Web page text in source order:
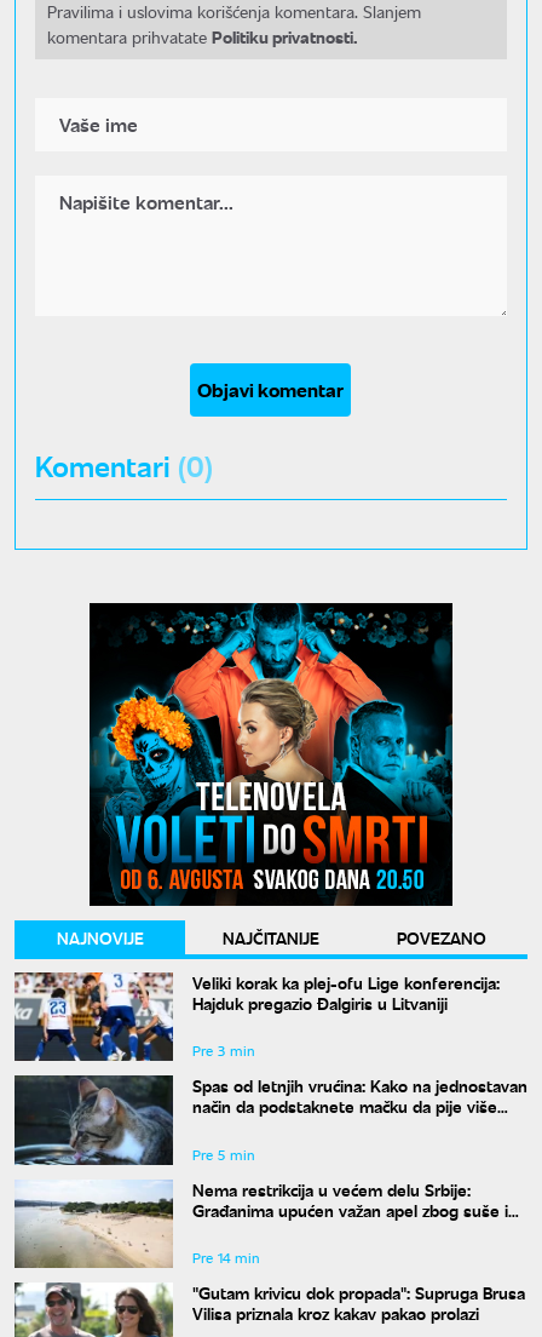
Pravilima i uslovima korišćenja komentara. Slanjem
komentara prihvatate Politiku privatnosti.
Objavi komentar
Komentari (0)
NAJNOVIJE NAJČITANIJE
POVEZANO
Veliki korak ka plej-ofu Lige konferencija:
Hajduk pregazio Đalgiris u Litvaniji
Pre 3 min
Spas od letnjih vrućina: Kako na jednostavan
način da podstaknete mačku da pije više
Pre 5 min
Nema restrikcija u većem delu Srbije:
Građanima upućen važan apel zbog suše i
Pre 14 min
"Gutam krivicu dok propada": Supruga Brusa
Vilisa priznala kroz kakav pakao prolazi